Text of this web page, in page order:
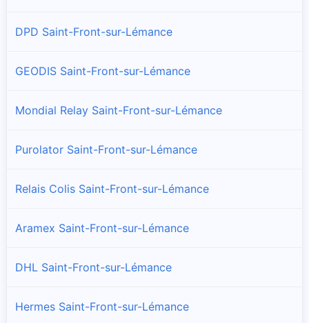
DPD Saint-Front-sur-Lémance
GEODIS Saint-Front-sur-Lémance
Mondial Relay Saint-Front-sur-Lémance
Purolator Saint-Front-sur-Lémance
Relais Colis Saint-Front-sur-Lémance
Aramex Saint-Front-sur-Lémance
DHL Saint-Front-sur-Lémance
Hermes Saint-Front-sur-Lémance